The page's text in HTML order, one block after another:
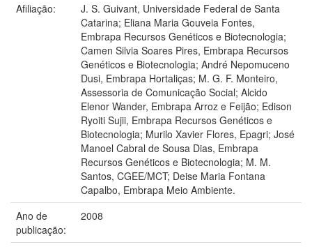
Afiliação:
J. S. Guivant, Universidade Federal de Santa
Catarina; Eliana Maria Gouveia Fontes,
Embrapa Recursos Genéticos e Biotecnologia;
Camen Silvia Soares Pires, Embrapa Recursos
Genéticos e Biotecnologia; André Nepomuceno
Dusi, Embrapa Hortaliças; M. G. F. Monteiro,
Assessoria de Comunicação Social; Alcido
Elenor Wander, Embrapa Arroz e Feijão; Edison
Ryoiti Sujii, Embrapa Recursos Genéticos e
Biotecnologia; Murilo Xavier Flores, Epagri; José
Manoel Cabral de Sousa Dias, Embrapa
Recursos Genéticos e Biotecnologia; M. M.
Santos, CGEE/MCT; Deise Maria Fontana
Capalbo, Embrapa Meio Ambiente.
Ano de
publicação:
2008